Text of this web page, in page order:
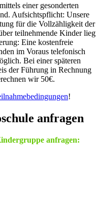
einer gesonderten
Aufsichtspflicht: Unsere
für die Vollzähligkeit der
teilnehmende Kinder
Eine kostenfreie
im Voraus telefonisch
Bei einer späteren
der Führung in Rechnung
wir 50€.
!
anfragen
anfragen: